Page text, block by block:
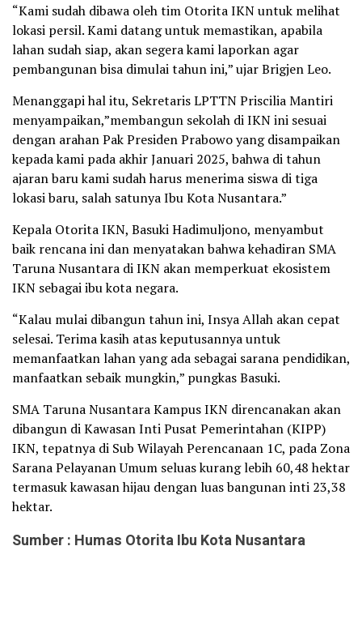
“Kami sudah dibawa oleh tim Otorita IKN untuk melihat
lokasi persil. Kami datang untuk memastikan, apabila
lahan sudah siap, akan segera kami laporkan agar
pembangunan bisa dimulai tahun ini,” ujar Brigjen Leo.
Menanggapi hal itu, Sekretaris LPTTN Priscilia Mantiri
menyampaikan,”membangun sekolah di IKN ini sesuai
dengan arahan Pak Presiden Prabowo yang disampaikan
kepada kami pada akhir Januari 2025, bahwa di tahun
ajaran baru kami sudah harus menerima siswa di tiga
lokasi baru, salah satunya Ibu Kota Nusantara.”
Kepala Otorita IKN, Basuki Hadimuljono, menyambut
baik rencana ini dan menyatakan bahwa kehadiran SMA
Taruna Nusantara di IKN akan memperkuat ekosistem
IKN sebagai ibu kota negara.
“Kalau mulai dibangun tahun ini, Insya Allah akan cepat
selesai. Terima kasih atas keputusannya untuk
memanfaatkan lahan yang ada sebagai sarana pendidikan,
manfaatkan sebaik mungkin,” pungkas Basuki.
SMA Taruna Nusantara Kampus IKN direncanakan akan
dibangun di Kawasan Inti Pusat Pemerintahan (KIPP)
IKN, tepatnya di Sub Wilayah Perencanaan 1C, pada Zona
Sarana Pelayanan Umum seluas kurang lebih 60,48 hektar
termasuk kawasan hijau dengan luas bangunan inti 23,38
hektar.
Sumber : Humas Otorita Ibu Kota Nusantara